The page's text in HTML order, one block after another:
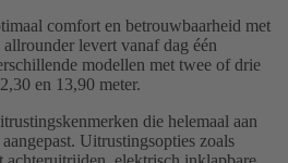
comfort en betrouwbaarheid met
levert vanaf dag één
modellen met twee of drie
en 13,90 meter.
die helemaal aan
Uitrustingsopties zoals